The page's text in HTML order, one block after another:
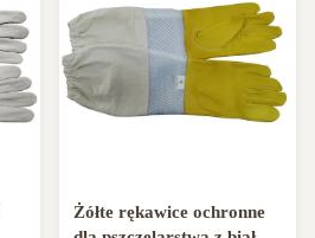
Żółte rękawice ochronne